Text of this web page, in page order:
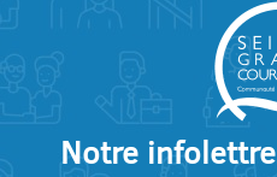
Notre infolettre